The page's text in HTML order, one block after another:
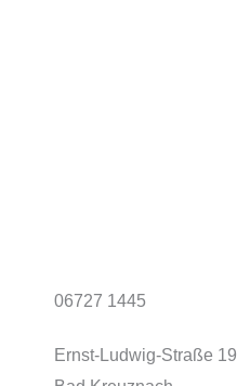
06727 1445
Ernst-Ludwig-Straße 19